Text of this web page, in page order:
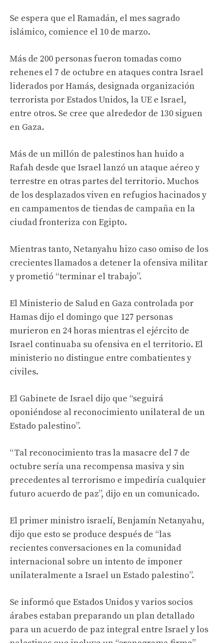
Se espera que el Ramadán, el mes sagrado
islámico, comience el 10 de marzo.
Más de 200 personas fueron tomadas como
rehenes el 7 de octubre en ataques contra Israel
liderados por Hamás, designada organización
terrorista por Estados Unidos, la UE e Israel,
entre otros. Se cree que alrededor de 130 siguen
en Gaza.
Más de un millón de palestinos han huido a
Rafah desde que Israel lanzó un ataque aéreo y
terrestre en otras partes del territorio. Muchos
de los desplazados viven en refugios hacinados y
en campamentos de tiendas de campaña en la
ciudad fronteriza con Egipto.
Mientras tanto, Netanyahu hizo caso omiso de los
crecientes llamados a detener la ofensiva militar
y prometió “terminar el trabajo”.
El Ministerio de Salud en Gaza controlada por
Hamas dijo el domingo que 127 personas
murieron en 24 horas mientras el ejército de
Israel continuaba su ofensiva en el territorio. El
ministerio no distingue entre combatientes y
civiles.
El Gabinete de Israel dijo que “seguirá
oponiéndose al reconocimiento unilateral de un
Estado palestino”.
“Tal reconocimiento tras la masacre del 7 de
octubre sería una recompensa masiva y sin
precedentes al terrorismo e impediría cualquier
futuro acuerdo de paz”, dijo en un comunicado.
El primer ministro israelí, Benjamín Netanyahu,
dijo que esto se produce después de “las
recientes conversaciones en la comunidad
internacional sobre un intento de imponer
unilateralmente a Israel un Estado palestino”.
Se informó que Estados Unidos y varios socios
árabes estaban preparando un plan detallado
para un acuerdo de paz integral entre Israel y los